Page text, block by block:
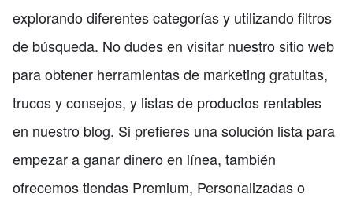
explorando diferentes categorías y utilizando filtros
de búsqueda. No dudes en visitar nuestro sitio web
para obtener herramientas de marketing gratuitas,
trucos y consejos, y listas de productos rentables
en nuestro blog. Si prefieres una solución lista para
empezar a ganar dinero en línea, también
ofrecemos tiendas Premium, Personalizadas o